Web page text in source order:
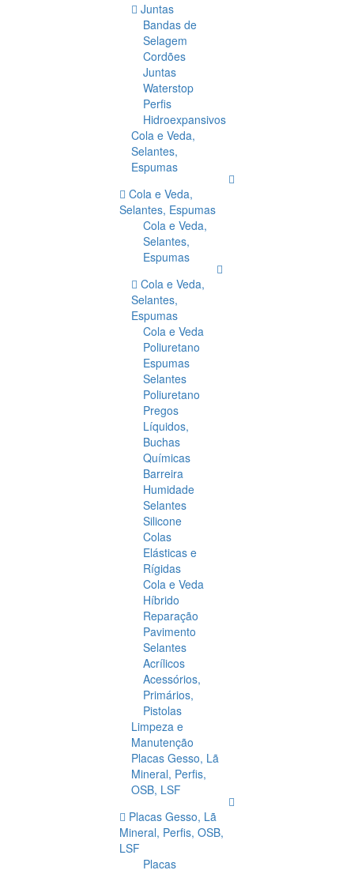
Juntas
Bandas de
Selagem
Cordões
Juntas
Waterstop
Perfis
Hidroexpansivos
Cola e Veda,
Selantes,
Espumas
Cola e Veda,
Selantes, Espumas
Cola e Veda,
Selantes,
Espumas
Cola e Veda,
Selantes,
Espumas
Cola e Veda
Poliuretano
Espumas
Selantes
Poliuretano
Pregos
Líquidos,
Buchas
Químicas
Barreira
Humidade
Selantes
Silicone
Colas
Elásticas e
Rígidas
Cola e Veda
Híbrido
Reparação
Pavimento
Selantes
Acrílicos
Acessórios,
Primários,
Pistolas
Limpeza e
Manutenção
Placas Gesso, Lã
Mineral, Perfis,
OSB, LSF
Placas Gesso, Lã
Mineral, Perfis, OSB,
LSF
Placas